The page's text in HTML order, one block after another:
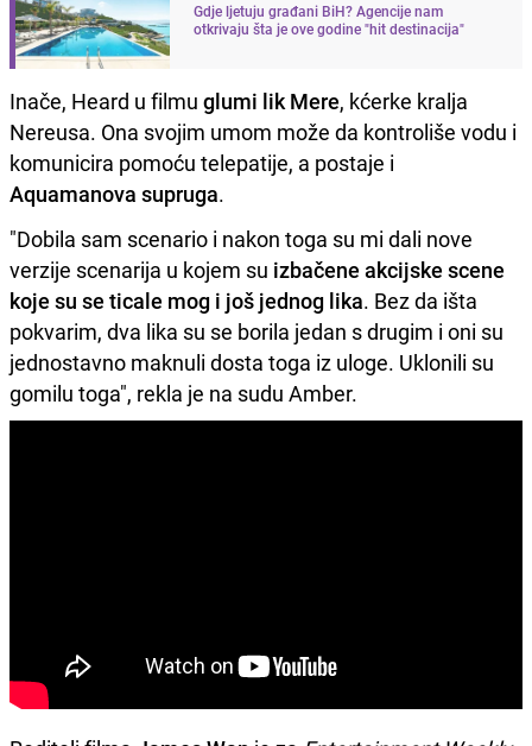
Gdje ljetuju građani BiH? Agencije nam
otkrivaju šta je ove godine "hit destinacija"
Inače, Heard u filmu glumi lik Mere, kćerke kralja
Nereusa. Ona svojim umom može da kontroliše vodu i
komunicira pomoću telepatije, a postaje i
Aquamanova supruga.
"Dobila sam scenario i nakon toga su mi dali nove
verzije scenarija u kojem su izbačene akcijske scene
koje su se ticale mog i još jednog lika. Bez da išta
pokvarim, dva lika su se borila jedan s drugim i oni su
jednostavno maknuli dosta toga iz uloge. Uklonili su
gomilu toga", rekla je na sudu Amber.